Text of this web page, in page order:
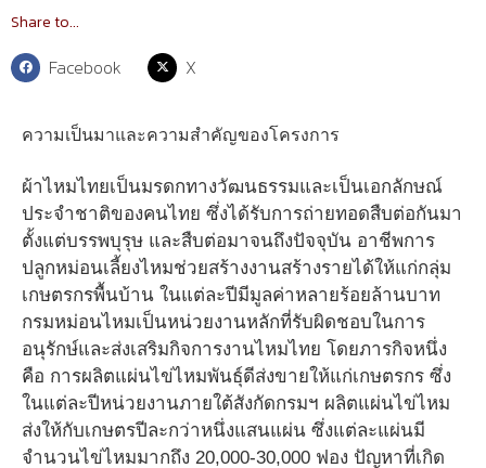
Share to...
Facebook X
ความเป็นมาและความสำคัญของโครงการ
ผ้าไหมไทยเป็นมรดกทางวัฒนธรรมและเป็นเอกลักษณ์
ประจำชาติของคนไทย ซึ่งได้รับการถ่ายทอดสืบต่อกันมา
ตั้งแต่บรรพบุรุษ และสืบต่อมาจนถึงปัจจุบัน อาชีพการ
ปลูกหม่อนเลี้ยงไหมช่วยสร้างงานสร้างรายได้ให้แก่กลุ่ม
เกษตรกรพื้นบ้าน ในแต่ละปีมีมูลค่าหลายร้อยล้านบาท
กรมหม่อนไหมเป็นหน่วยงานหลักที่รับผิดชอบในการ
อนุรักษ์และส่งเสริมกิจการงานไหมไทย โดยภารกิจหนึ่ง
คือ การผลิตแผ่นไข่ไหมพันธุ์ดีส่งขายให้แก่เกษตรกร ซึ่ง
ในแต่ละปีหน่วยงานภายใต้สังกัดกรมฯ ผลิตแผ่นไข่ไหม
ส่งให้กับเกษตรปีละกว่าหนึ่งแสนแผ่น ซึ่งแต่ละแผ่นมี
จำนวนไข่ไหมมากถึง 20,000-30,000 ฟอง ปัญหาที่เกิด